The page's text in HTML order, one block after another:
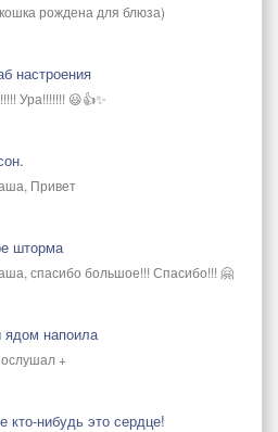
рождена для блюза)
настроения
Ура!!!!!!! 😃👍✨
Привет
шторма
спасибо большое!!! Спасибо!!! 🤗
напоила
+
кто-нибудь это сердце!